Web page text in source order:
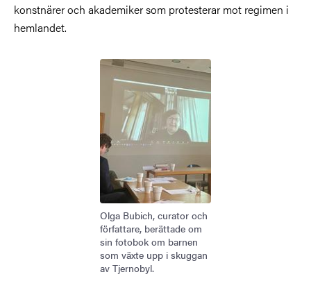
konstnärer och akademiker som protesterar mot regimen i
hemlandet.
Bild
Olga Bubich, curator och
författare, berättade om
sin fotobok om barnen
som växte upp i skuggan
av Tjernobyl.